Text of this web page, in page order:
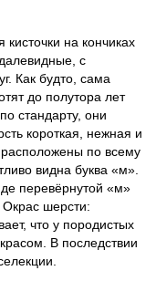
на кончиках
с
Как будто, сама
до полутора лет
стандарту, они
короткая, нежная и
по всему
видна буква «м».
перевёрнутой «м»
Окрас шерсти:
что у породистых
В последствии